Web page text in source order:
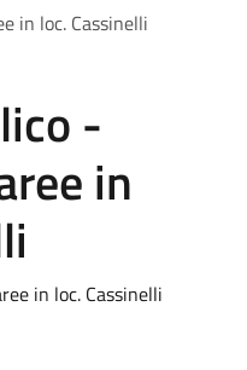
in loc. Cassinelli
-
in
in loc. Cassinelli